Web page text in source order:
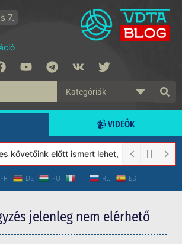
7.
📹 VIDEÓK
előtt ismert lehet, 2023-tól a
FR DE HU IT RU ES
jelenleg nem elérhető